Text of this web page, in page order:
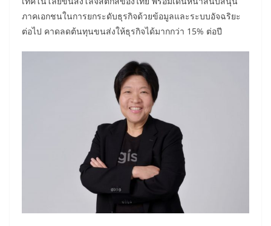
ภาคเอกชนในการยกระดับธุรกิจด้วยข้อมูลและระบบอัจฉริยะ
ต่อไป คาดลดต้นทุนขนส่งให้ธุรกิจได้มากกว่า 15% ต่อปี